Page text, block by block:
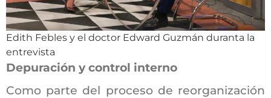
Edith Febles y el doctor Edward Guzmán duranta la
entrevista
Depuración y control interno
Como parte del proceso de reorganización